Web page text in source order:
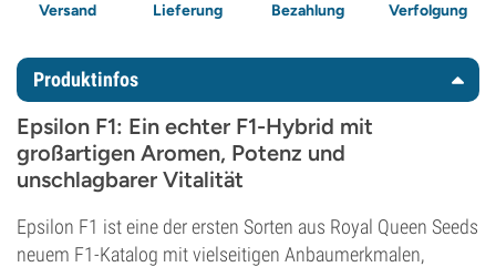
Versand
Lieferung
Bezahlung
Verfolgung
Produktinfos
Epsilon F1: Ein echter F1-Hybrid mit
großartigen Aromen, Potenz und
unschlagbarer Vitalität
Epsilon F1 ist eine der ersten Sorten aus Royal Queen Seeds
neuem F1-Katalog mit vielseitigen Anbaumerkmalen,